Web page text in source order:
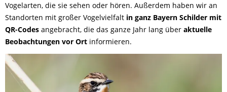
Vogelarten, die sie sehen oder hören. Außerdem haben wir an
Standorten mit großer Vogelvielfalt in ganz Bayern Schilder mit
QR-Codes angebracht, die das ganze Jahr lang über aktuelle
Beobachtungen vor Ort informieren.